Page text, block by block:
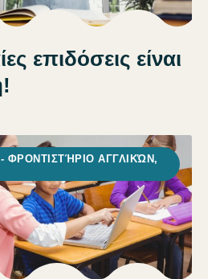
επιδόσεις είναι
- ΦΡΟΝΤΙΣΤΉΡΙΟ ΑΓΓΛΙΚΏΝ,